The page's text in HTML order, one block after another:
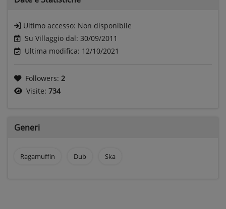
Ultimo accesso: Non disponibile
Su Villaggio dal: 30/09/2011
Ultima modifica: 12/10/2021
Followers: 2
Visite: 734
Generi
Ragamuffin Dub Ska